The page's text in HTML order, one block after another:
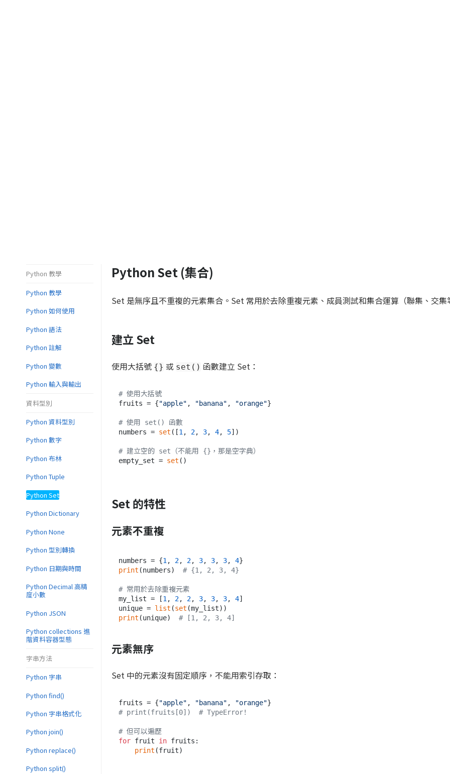
Python Set (集合)
Set 是無序且不重複的元素集合。Set 常用於去除重複元素、成員測試和集合運算（聯集、交集
建立 Set
使用大括號 {} 或 set() 函數建立 Set：
# 使用大括號
fruits = {"apple" , "banana" , "orange"}
# 使用 set() 函數
numbers = set ([1 , 2, 3, 4, 5])
# 建立空的 set（不能用 {}，那是空字典）
empty_set = set
Set 的特性
元素不重複
numbers = {1 , 2, 2, 3, 3, 3, 4
print (numbers) # {1, 2, 3, 4}
# 常用於去除重複元素
my_list = [1 , 2, 2, 3, 3, 3, 4]
unique = list (set
print (unique) # [1, 2, 3, 4]
元素無序
Set 中的元素沒有固定順序，不能用索引存取：
fruits = {"apple" , "banana" , "orange"
# print(fruits[0])  # TypeError!
# 但可以遍歷
for fruit in fruits:
print
Python 教學
Python 教學
Python 如何使用
Python 語法
Python 註解
Python 變數
Python 輸入與輸出
資料型別
Python 資料型別
Python 數字
Python 布林
Python Tuple
Python Set
Python Dictionary
Python None
Python 型別轉換
Python 日期與時間
Python Decimal 高精
度小數
Python JSON
Python collections 進
階資料容器型態
字串方法
Python 字串
Python find()
Python 字串格式化
Python join()
Python replace()
Python split()